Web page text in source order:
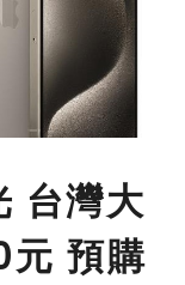
台灣大
預購